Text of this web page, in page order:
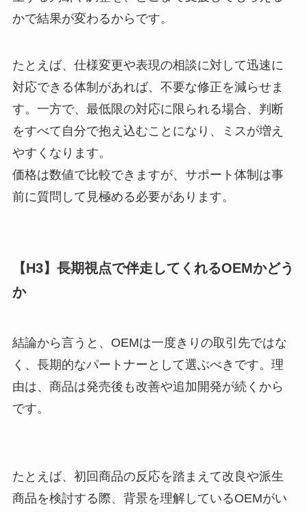
かで結果が変わるからです。
たとえば、仕様変更や表現の相談に対して迅速に
対応できる体制があれば、不要な修正を減らせま
す。一方で、最低限の対応に限られる場合、判断
をすべて自分で抱え込むことになり、ミスが増え
やすくなります。
価格は数値で比較できますが、サポート体制は事
前に質問して見極める必要があります。
【H3】長期視点で伴走してくれるOEMかどう
か
結論から言うと、OEMは一度きりの取引先ではな
く、長期的なパートナーとして選ぶべきです。理
由は、商品は発売後も改善や追加開発が続くから
です。
たとえば、初回商品の反応を踏まえて改良や派生
商品を検討する際、背景を理解しているOEMがい